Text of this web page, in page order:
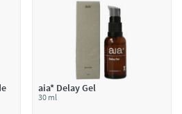
aia* Delay Gel
30 ml